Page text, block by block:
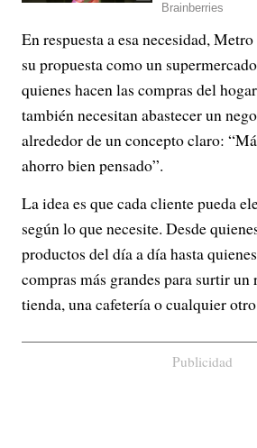
En respuesta a esa necesidad,
su propuesta como un
quienes hacen las compras del
también necesitan abastecer un
alrededor de un concepto claro:
ahorro bien pensado”.
La idea es que cada cliente pueda
según lo que necesite. Desde
productos del día a día hasta
compras más grandes para surtir un
tienda, una cafetería o cualquier
Publicidad